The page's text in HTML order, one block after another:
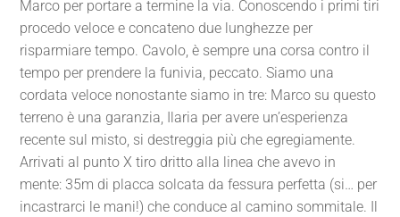
Marco per portare a termine la via. Conoscendo i primi tiri
procedo veloce e concateno due lunghezze per
risparmiare tempo. Cavolo, è sempre una corsa contro il
tempo per prendere la funivia, peccato. Siamo una
cordata veloce nonostante siamo in tre: Marco su questo
terreno è una garanzia, Ilaria per avere un’esperienza
recente sul misto, si destreggia più che egregiamente.
Arrivati al punto X tiro dritto alla linea che avevo in
mente: 35m di placca solcata da fessura perfetta (si… per
incastrarci le mani!) che conduce al camino sommitale. Il